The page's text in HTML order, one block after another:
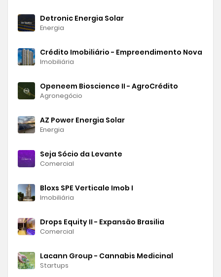
Detronic Energia Solar
Energia
Crédito Imobiliário - Empreendimento Nova
Imobiliária
Openeem Bioscience II - AgroCrédito
Agronegócio
AZ Power Energia Solar
Energia
Seja Sócio da Levante
Comercial
Bloxs SPE Verticale Imob I
Imobiliária
Drops Equity II - Expansão Brasilia
Comercial
Lacann Group - Cannabis Medicinal
Startups